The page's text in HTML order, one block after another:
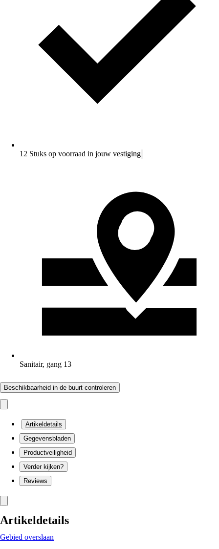
12 Stuks op voorraad in jouw vestiging
Sanitair, gang 13
Beschikbaarheid in de buurt controleren
Artikeldetails
Gegevensbladen
Productveiligheid
Verder kijken?
Reviews
Artikeldetails
Gebied overslaan